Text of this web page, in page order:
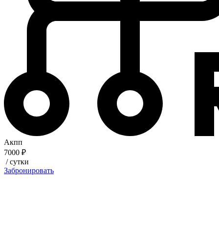
Акпп
7000 ₽
/ сутки
Забронировать